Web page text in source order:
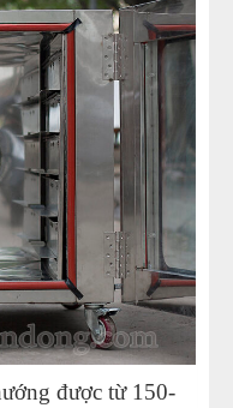
được từ 150-